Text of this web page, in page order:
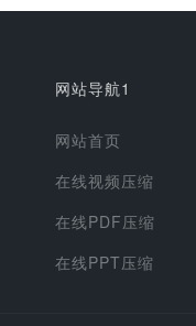
网站导航1
网站首页
在线视频压缩
在线PDF压缩
在线PPT压缩